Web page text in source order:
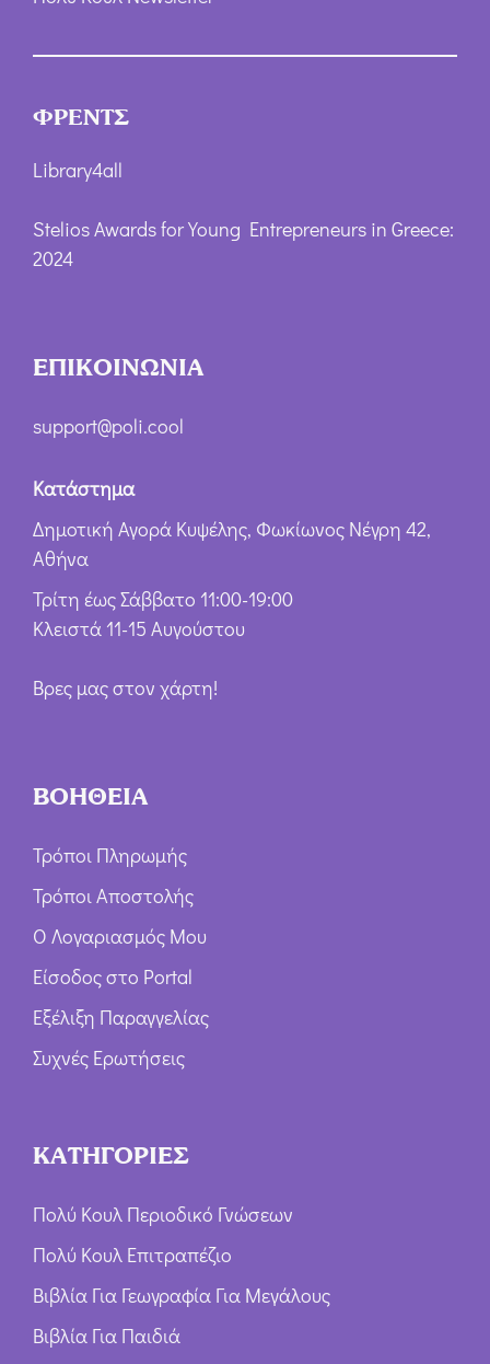
ΦΡΕΝΤΣ
Library4all
Stelios Awards for Young Entrepreneurs in Greece:
2024
ΕΠΙΚΟΙΝΩΝΙΑ
support@poli.cool
Κατάστημα
Δημοτική Αγορά Κυψέλης, Φωκίωνος Νέγρη 42,
Αθήνα
Τρίτη έως Σάββατο 11:00-19:00
Κλειστά 11-15 Αυγούστου
Βρες μας στον χάρτη!
ΒΟΗΘΕΙΑ
Τρόποι Πληρωμής
Τρόποι Αποστολής
Ο Λογαριασμός Μου
Είσοδος στο Portal
Εξέλιξη Παραγγελίας
Συχνές Ερωτήσεις
ΚΑΤΗΓΟΡΙΕΣ
Πολύ Κουλ Περιοδικό Γνώσεων
Πολύ Κουλ Επιτραπέζιο
Βιβλία Για Γεωγραφία Για Μεγάλους
Βιβλία Για Παιδιά